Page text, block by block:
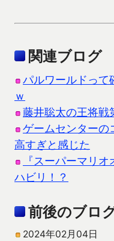
関連ブログ
パルワールドって
ｗ
藤井聡太の王将戦
ゲームセンターの
高すぎと感じた
『スーパーマリ
ハビリ！？
前後のブロ
2024年02月04日